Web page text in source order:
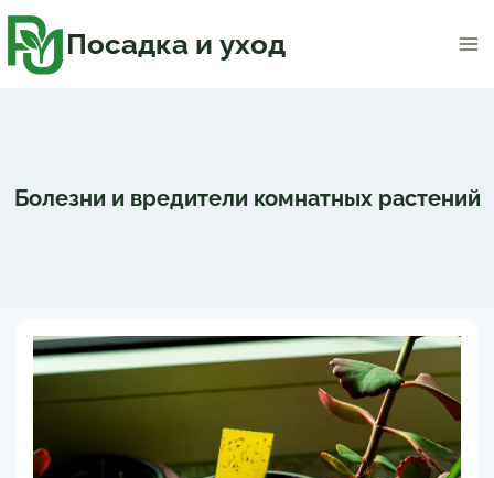
содержимомуПосадка и уход
Болезни и вредители комнатных растений